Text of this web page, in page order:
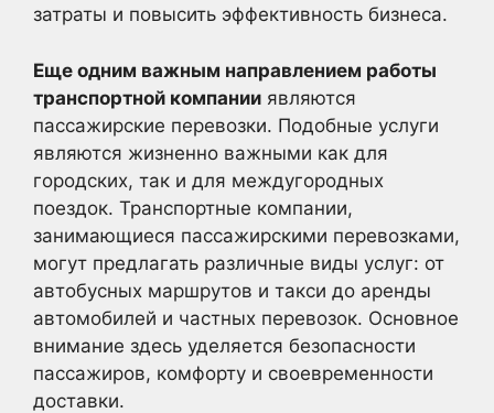
затраты и повысить эффективность бизнеса.
Еще одним важным направлением работы
транспортной компании являются
пассажирские перевозки. Подобные услуги
являются жизненно важными как для
городских, так и для междугородных
поездок. Транспортные компании,
занимающиеся пассажирскими перевозками,
могут предлагать различные виды услуг: от
автобусных маршрутов и такси до аренды
автомобилей и частных перевозок. Основное
внимание здесь уделяется безопасности
пассажиров, комфорту и своевременности
доставки.